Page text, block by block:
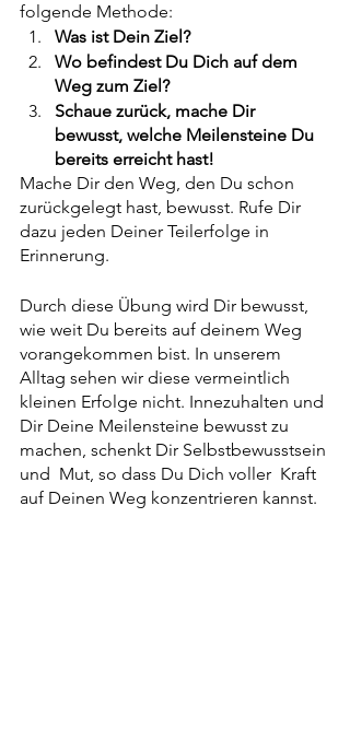
folgende Methode:
Was ist Dein Ziel?
Wo befindest Du Dich auf dem
Weg zum Ziel?
Schaue zurück, mache Dir
bewusst, welche Meilensteine Du
bereits erreicht hast!
Mache Dir den Weg, den Du schon
zurückgelegt hast, bewusst. Rufe Dir
dazu jeden Deiner Teilerfolge in
Erinnerung.
Durch diese Übung wird Dir bewusst,
wie weit Du bereits auf deinem Weg
vorangekommen bist. In unserem
Alltag sehen wir diese vermeintlich
kleinen Erfolge nicht. Innezuhalten und
Dir Deine Meilensteine bewusst zu
machen, schenkt Dir Selbstbewusstsein
und  Mut, so dass Du Dich voller  Kraft
auf Deinen Weg konzentrieren kannst.